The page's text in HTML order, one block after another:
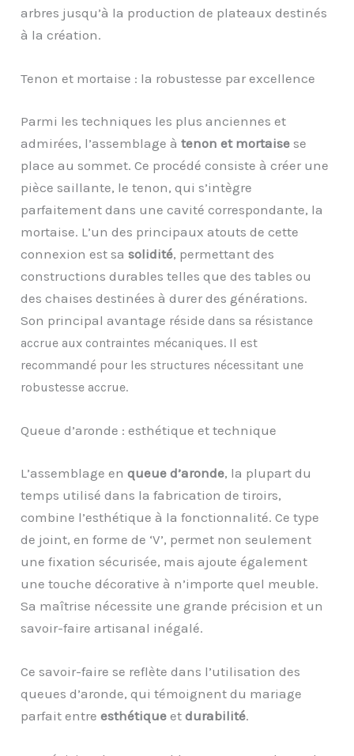
arbres jusqu’à la production de plateaux destinés
à la création.
Tenon et mortaise : la robustesse par excellence
Parmi les techniques les plus anciennes et
admirées, l’assemblage àtenon et mortaise se
place au sommet. Ce procédé consiste à créer une
pièce saillante, le tenon, qui s’intègre
parfaitement dans une cavité correspondante, la
mortaise. L’un des principaux atouts de cette
connexion est sasolidité, permettant des
constructions durables telles que des tables ou
des chaises destinées à durer des générations.
Son principal avantage réside dans sa résistance
accrue aux contraintes mécaniques. Il est
recommandé pour les structures nécessitant une
robustesse accrue.
Queue d’aronde : esthétique et technique
L’assemblage enqueue d’aronde, la plupart du
temps utilisé dans la fabrication de tiroirs,
combine l’esthétique à la fonctionnalité. Ce type
de joint, en forme de ‘V’, permet non seulement
une fixation sécurisée, mais ajoute également
une touche décorative à n’importe quel meuble.
Sa maîtrise nécessite une grande précision et un
savoir-faire artisanal inégalé.
Ce savoir-faire se reflète dans l’utilisation des
queues d’aronde, qui témoignent du mariage
parfait entreesthétique etdurabilité.